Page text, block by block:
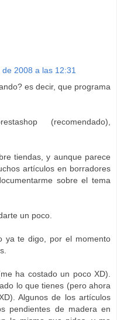
2008 a las 12:31
es decir, que programa
(recomendado),
tiendas, y aunque parece
artículos en borradores
sobre el tema
un poco.
ya te digo, por el momento
ha costado un poco XD).
lo que tienes (pero ahora
Algunos de los artículos
pendientes de madera en